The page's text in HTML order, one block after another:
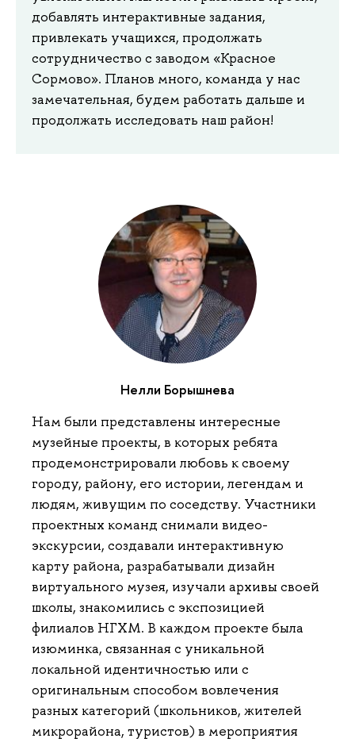
добавлять интерактивные задания,
привлекать учащихся, продолжать
сотрудничество с заводом «Красное
Сормово». Планов много, команда у нас
замечательная, будем работать дальше и
продолжать исследовать наш район!
Нелли Борышнева
Нам были представлены интересные
музейные проекты, в которых ребята
продемонстрировали любовь к своему
городу, району, его истории, легендам и
людям, живущим по соседству. Участники
проектных команд снимали видео-
экскурсии, создавали интерактивную
карту района, разрабатывали дизайн
виртуального музея, изучали архивы своей
школы, знакомились с экспозицией
филиалов НГХМ. В каждом проекте была
изюминка, связанная с уникальной
локальной идентичностью или с
оригинальным способом вовлечения
разных категорий (школьников, жителей
микрорайона, туристов) в мероприятия